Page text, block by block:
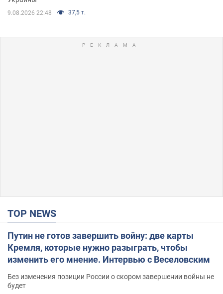
9.08.2026 22:48 37,5 т.
TOP NEWS
Путин не готов завершить войну: две карты
Кремля, которые нужно разыграть, чтобы
изменить его мнение. Интервью с Веселовским
Без изменения позиции России о скором завершении войны не
будет